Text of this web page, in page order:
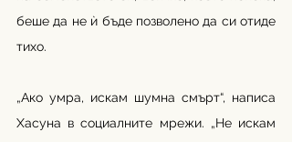
беше да не ѝ бъде позволено да си отиде
тихо.
„Ако умра, искам шумна смърт“, написа
Хасуна в социалните мрежи. „Не искам